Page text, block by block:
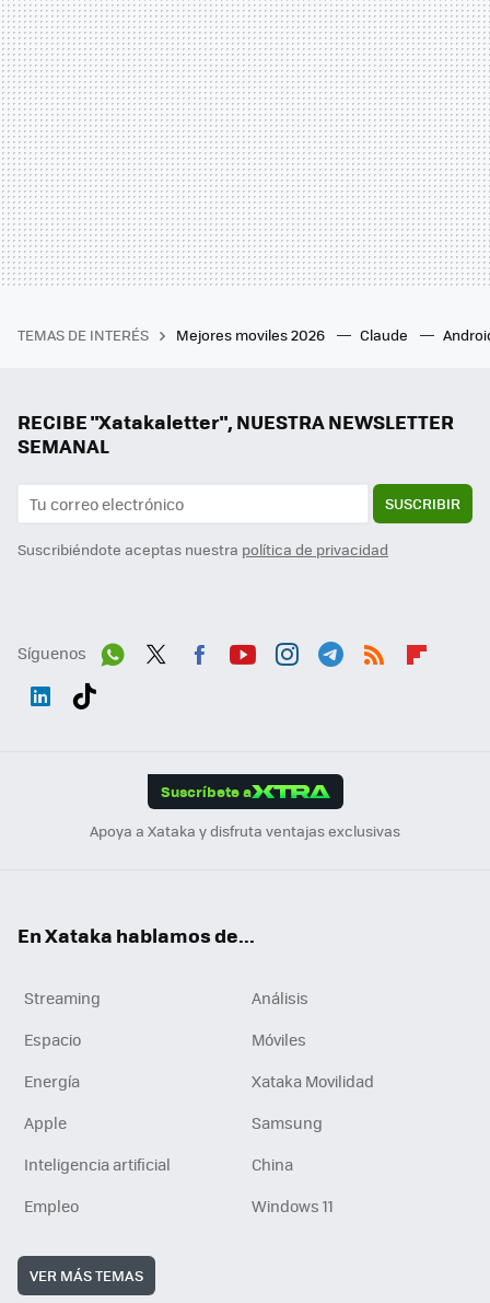
TEMAS DE INTERÉS Mejores moviles 2026 Claude
RECIBE "Xatakaletter", NUESTRA NEWSLETTER
SEMANAL
SUSCRIBIR
Suscribiéndote aceptas nuestra política de privacidad
Síguenos
Suscríbete a
Apoya a Xataka y disfruta ventajas exclusivas
En Xataka hablamos de...
Streaming
Análisis
Espacio
Móviles
Energía
Xataka Movilidad
Apple
Samsung
Inteligencia artificial
China
Empleo
Windows 11
VER MÁS TEMAS